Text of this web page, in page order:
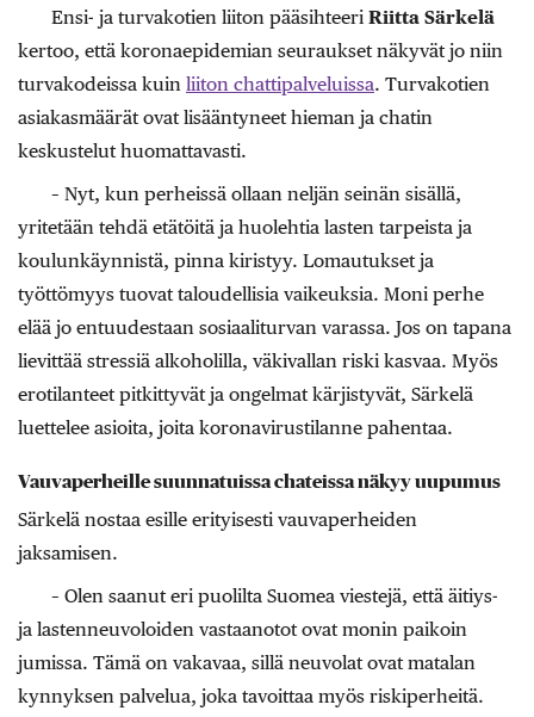
Ensi- ja turvakotien liiton pääsihteeri Riitta Särkelä
kertoo, että koronaepidemian seuraukset näkyvät jo niin
turvakodeissa kuin liiton chattipalveluissa. Turvakotien
asiakasmäärät ovat lisääntyneet hieman ja chatin
keskustelut huomattavasti.
– Nyt, kun perheissä ollaan neljän seinän sisällä,
yritetään tehdä etätöitä ja huolehtia lasten tarpeista ja
koulunkäynnistä, pinna kiristyy. Lomautukset ja
työttömyys tuovat taloudellisia vaikeuksia. Moni perhe
elää jo entuudestaan sosiaaliturvan varassa. Jos on tapana
lievittää stressiä alkoholilla, väkivallan riski kasvaa. Myös
erotilanteet pitkittyvät ja ongelmat kärjistyvät, Särkelä
luettelee asioita, joita koronavirustilanne pahentaa.
Vauvaperheille suunnatuissa chateissa näkyy uupumus
Särkelä nostaa esille erityisesti vauvaperheiden
jaksamisen.
– Olen saanut eri puolilta Suomea viestejä, että äitiys-
ja lastenneuvoloiden vastaanotot ovat monin paikoin
jumissa. Tämä on vakavaa, sillä neuvolat ovat matalan
kynnyksen palvelua, joka tavoittaa myös riskiperheitä.